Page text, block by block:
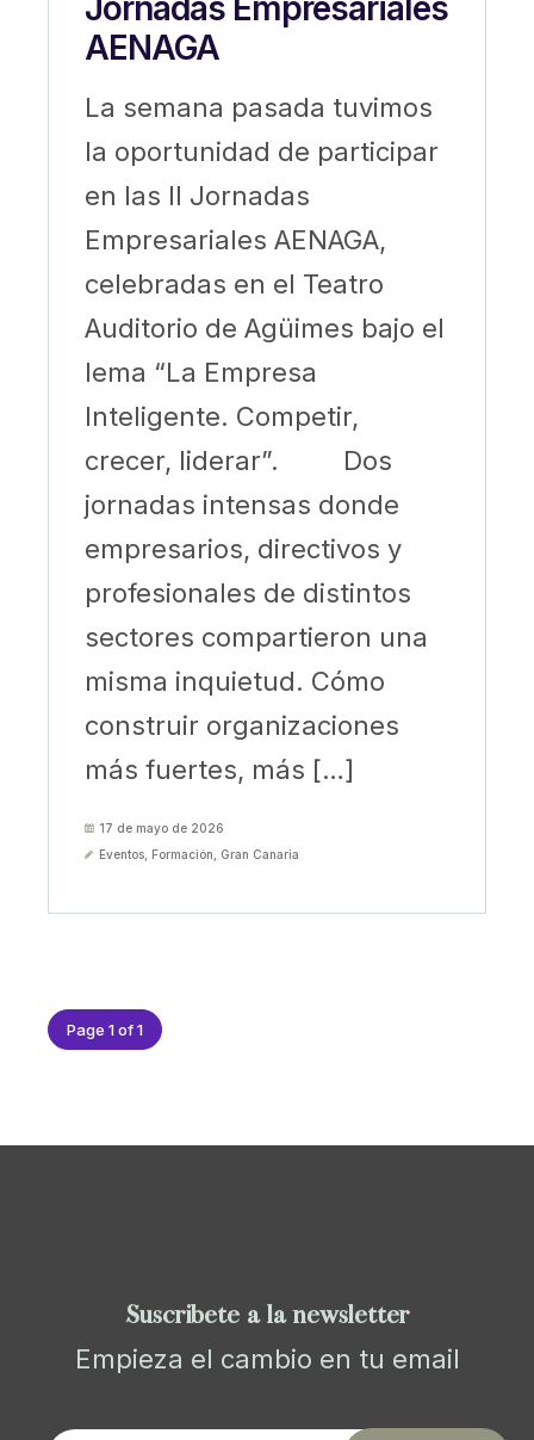
Jornadas Empresariales
AENAGA
La semana pasada tuvimos
la oportunidad de participar
en las II Jornadas
Empresariales AENAGA,
celebradas en el Teatro
Auditorio de Agüimes bajo el
lema “La Empresa
Inteligente. Competir,
crecer, liderar”. Dos
jornadas intensas donde
empresarios, directivos y
profesionales de distintos
sectores compartieron una
misma inquietud. Cómo
construir organizaciones
más fuertes, más […]
17 de mayo de 2026
Eventos Formación Gran Canaria
Page 1 of 1
Suscríbete a la newsletter
Empieza el cambio en tu email